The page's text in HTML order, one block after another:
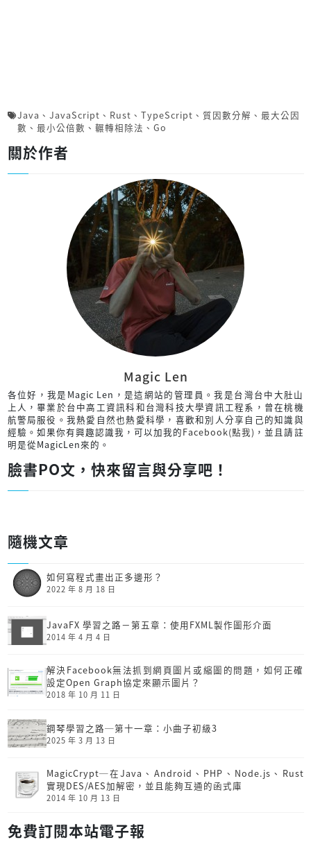
Java 、 JavaScript 、 Rust 、 TypeScript 、 質因數分解 、 最大公因
數 、 最小公倍數 、 輾轉相除法 、 Go
關於作者
Magic Len
各位好，我是Magic Len，是這網站的管理員。我是台灣台中大肚山
上人，畢業於台中高工資訊科和台灣科技大學資訊工程系，曾在桃機
航警局服役。我熱愛自然也熱愛科學，喜歡和別人分享自己的知識與
經驗。如果你有興趣認識我，可以加我的Facebook(點我) ，並且請註
明是從MagicLen來的。
臉書PO文，快來留言與分享吧！
隨機文章
如何寫程式畫出正多邊形？
2022 年 8 月 18 日
JavaFX 學習之路－第五章：使用FXML製作圖形介面
2014 年 4 月 4 日
解決Facebook無法抓到網頁圖片或縮圖的問題，如何正確
設定Open Graph協定來顯示圖片？
2018 年 10 月 11 日
鋼琴學習之路─第十一章：小曲子初級3
2025 年 3 月 13 日
MagicCrypt─在Java、Android、PHP、Node.js、Rust
實現DES/AES加解密，並且能夠互通的函式庫
2014 年 10 月 13 日
免費訂閱本站電子報